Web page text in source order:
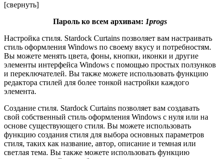
[свернуть]
Пароль ко всем архивам: 1progs
Настройка стиля. Stardock Curtains позволяет вам настраивать
стиль оформления Windows по своему вкусу и потребностям.
Вы можете менять цвета, фоны, кнопки, иконки и другие
элементы интерфейса Windows с помощью простых ползунков
и переключателей. Вы также можете использовать функцию
редактора стилей для более тонкой настройки каждого
элемента.
Создание стиля. Stardock Curtains позволяет вам создавать
свой собственный стиль оформления Windows с нуля или на
основе существующего стиля. Вы можете использовать
функцию создания стиля для выбора основных параметров
стиля, таких как название, автор, описание и темная или
светлая тема. Вы также можете использовать функцию